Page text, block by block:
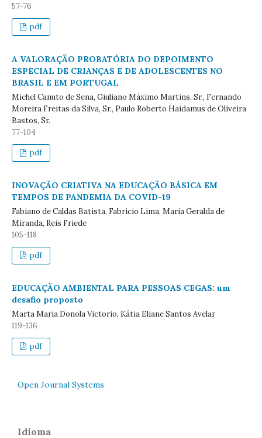
57-76
pdf
A VALORAÇÃO PROBATÓRIA DO DEPOIMENTO
ESPECIAL DE CRIANÇAS E DE ADOLESCENTES NO
BRASIL E EM PORTUGAL
Michel Canuto de Sena, Giuliano Máximo Martins, Sr., Fernando
Moreira Freitas da Silva, Sr., Paulo Roberto Haidamus de Oliveira
Bastos, Sr.
77-104
pdf
INOVAÇÃO CRIATIVA NA EDUCAÇÃO BÁSICA EM
TEMPOS DE PANDEMIA DA COVID-19
Fabiano de Caldas Batista, Fabricio Lima, Maria Geralda de
Miranda, Reis Friede
105-118
pdf
EDUCAÇÃO AMBIENTAL PARA PESSOAS CEGAS: um
desafio proposto
Marta Maria Donola Victorio, Kátia Eliane Santos Avelar
119-136
pdf
Open Journal Systems
Idioma